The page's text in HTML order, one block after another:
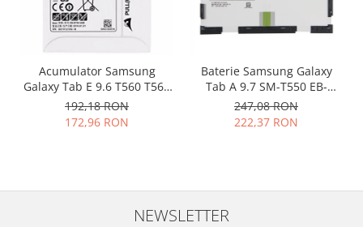
Touchscreen
ALCATEL
Blackberry
HTC
Acumulator Samsung
Galaxy Tab E 9.6 T560 T561
EB-BT561ABE original
192,18 RON
172,96 RON
Baterie Samsung Galaxy
Tab A 9.7 SM-T550 EB-
BT550ABE originala
247,08 RON
222,37 RON
NEWSLETTER